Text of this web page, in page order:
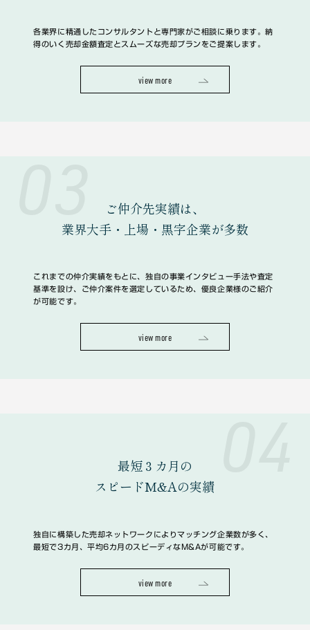
各業界に精通したコンサルタントと専門家がご相談に乗ります。納
得のいく売却金額査定とスムーズな売却プランをご提案します。
view more
ご仲介先実績は、
業界大手・上場・黒字企業が多数
これまでの仲介実績をもとに、独自の事業インタビュー手法や査定
基準を設け、ご仲介案件を選定しているため、優良企業様のご紹介
が可能です。
view more
最短３カ月の
スピードM&Aの実績
独自に構築した売却ネットワークによりマッチング企業数が多く、
最短で3カ月、平均6カ月のスピーディなM&Aが可能です。
view more